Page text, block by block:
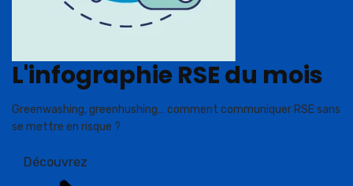
L'infographie RSE du mois
Greenwashing, greenhushing… comment communiquer RSE sans
se mettre en risque ?
Découvrez